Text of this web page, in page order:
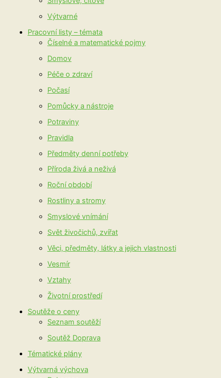
Výtvarné
Pracovní listy – témata
Číselné a matematické pojmy
Domov
Péče o zdraví
Počasí
Pomůcky a nástroje
Potraviny
Pravidla
Předměty denní potřeby
Příroda živá a neživá
Roční období
Rostliny a stromy
Smyslové vnímání
Svět živočichů, zvířat
Věci, předměty, látky a jejich vlastnosti
Vesmír
Vztahy
Životní prostředí
Soutěže o ceny
Seznam soutěží
Soutěž Doprava
Tématické plány
Výtvarná výchova